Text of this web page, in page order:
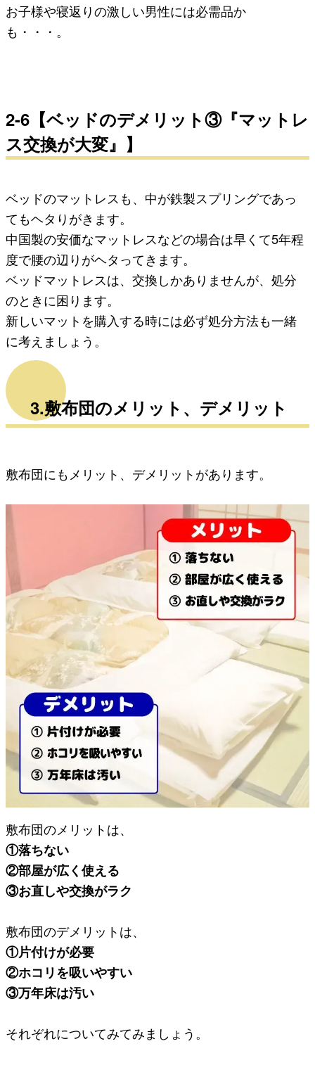
お子様や寝返りの激しい男性には必需品か
も・・・。
2-6【ベッドのデメリット③『マットレ
ス交換が大変』】
ベッドのマットレスも、中が鉄製スプリングであっ
てもヘタりがきます。
中国製の安価なマットレスなどの場合は早くて5年程
度で腰の辺りがヘタってきます。
ベッドマットレスは、交換しかありませんが、処分
のときに困ります。
新しいマットを購入する時には必ず処分方法も一緒
に考えましょう。
3.敷布団のメリット、デメリット
敷布団にもメリット、デメリットがあります。
敷布団のメリットは、
①落ちない
②部屋が広く使える
③お直しや交換がラク
敷布団のデメリットは、
①片付けが必要
②ホコリを吸いやすい
③万年床は汚い
それぞれについてみてみましょう。